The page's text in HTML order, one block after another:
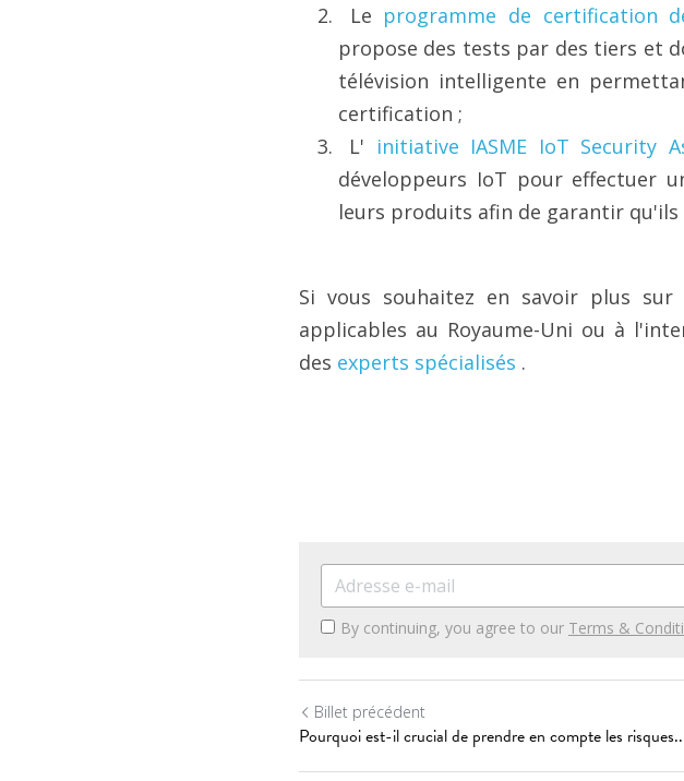
Le programme de certification
propose des tests par des tiers et
télévision intelligente en
certification ;
L' initiative IASME IoT Security
développeurs IoT pour effectuer
leurs produits afin de garantir qu'ils
Si vous souhaitez en savoir plus
applicables au Royaume-Uni ou à
des experts spécialisés .
By continuing, you agree to our Terms &
Billet précédent
Pourquoi est-il crucial de prendre en compte les